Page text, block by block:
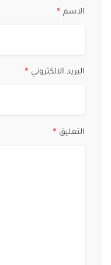
الاسم *
البريد الالكتروني *
التعليق *